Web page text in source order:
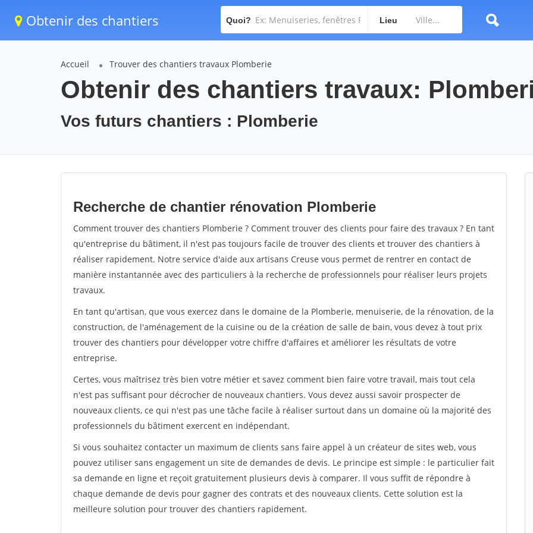
Obtenir des chantiers Quoi? Lieu
Accueil Trouver des chantiers travaux Plomberie
Obtenir des chantiers travaux:
Vos futurs chantiers : Plomberie
Recherche de chantier rénovation Plomberie
Comment trouver des chantiers Plomberie ? Comment trouver des clients pour faire des travaux ? En tant
qu'entreprise du bâtiment, il n'est pas toujours facile de trouver des clients et trouver des chantiers à
réaliser rapidement. Notre service d'aide aux artisans Creuse vous permet de rentrer en contact de
manière instantannée avec des particuliers à la recherche de professionnels pour réaliser leurs projets
travaux.
En tant qu'artisan, que vous exercez dans le domaine de la Plomberie, menuiserie, de la rénovation, de la
construction, de l'aménagement de la cuisine ou de la création de salle de bain, vous devez à tout prix
trouver des chantiers pour développer votre chiffre d'affaires et améliorer les résultats de votre
entreprise.
Certes, vous maîtrisez très bien votre métier et savez comment bien faire votre travail, mais tout cela
n'est pas suffisant pour décrocher de nouveaux chantiers. Vous devez aussi savoir prospecter de
nouveaux clients, ce qui n'est pas une tâche facile à réaliser surtout dans un domaine où la majorité des
professionnels du bâtiment exercent en indépendant.
Si vous souhaitez contacter un maximum de clients sans faire appel à un créateur de sites web, vous
pouvez utiliser sans engagement un site de demandes de devis. Le principe est simple : le particulier fait
sa demande en ligne et reçoit gratuitement plusieurs devis à comparer. Il vous suffit de répondre à
chaque demande de devis pour gagner des contrats et des nouveaux clients. Cette solution est la
meilleure solution pour trouver des chantiers rapidement.